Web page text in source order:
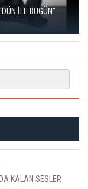
İLE BUGÜN"
KALAN SESLER